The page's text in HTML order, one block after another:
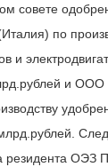
совете
по
и
и ООО
резидента ОЭЗ